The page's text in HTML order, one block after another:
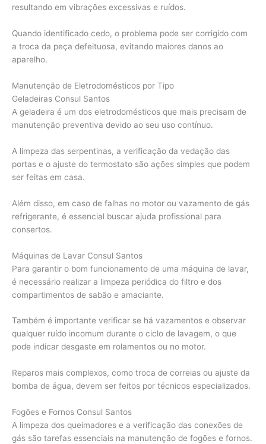
resultando em vibrações excessivas e ruídos.
Quando identificado cedo, o problema pode ser corrigido com
a troca da peça defeituosa, evitando maiores danos ao
aparelho.
Manutenção de Eletrodomésticos por Tipo
Geladeiras Consul Santos
A geladeira é um dos eletrodomésticos que mais precisam de
manutenção preventiva devido ao seu uso contínuo.
A limpeza das serpentinas, a verificação da vedação das
portas e o ajuste do termostato são ações simples que podem
ser feitas em casa.
Além disso, em caso de falhas no motor ou vazamento de gás
refrigerante, é essencial buscar ajuda profissional para
consertos.
Máquinas de Lavar Consul Santos
Para garantir o bom funcionamento de uma máquina de lavar,
é necessário realizar a limpeza periódica do filtro e dos
compartimentos de sabão e amaciante.
Também é importante verificar se há vazamentos e observar
qualquer ruído incomum durante o ciclo de lavagem, o que
pode indicar desgaste em rolamentos ou no motor.
Reparos mais complexos, como troca de correias ou ajuste da
bomba de água, devem ser feitos por técnicos especializados.
Fogões e Fornos Consul Santos
A limpeza dos queimadores e a verificação das conexões de
gás são tarefas essenciais na manutenção de fogões e fornos.